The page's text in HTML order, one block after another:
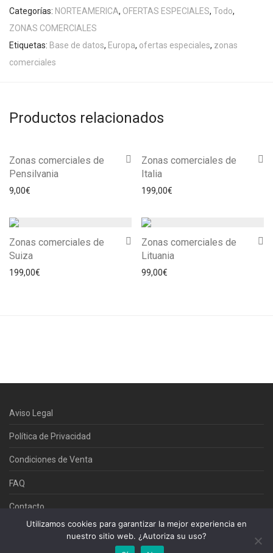
Categorías: NORTEAMERICA, OFERTAS ESPECIALES, Todo,
ZONAS COMERCIALES
Etiquetas: Base de datos, Europa, ofertas especiales, zonas
comerciales
Productos relacionados
Zonas comerciales de
Pensilvania
9,00€
Zonas comerciales de
Italia
199,00€
Zonas comerciales de
Suiza
199,00€
Zonas comerciales de
Lituania
99,00€
Aviso Legal
Política de Privacidad
Condiciones de Venta
FAQ
Contacto
©Commedi 2025
Utilizamos cookies para garantizar la mejor experiencia en
nuestro sitio web. ¿Autoriza su uso?